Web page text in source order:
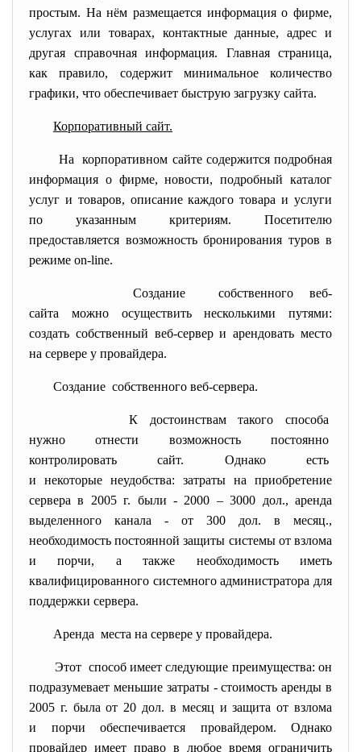
простым. На нём размещается информация о фирме,
услугах или товарах, контактные данные, адрес и
другая справочная информация. Главная страница,
как правило, содержит минимальное количество
графики, что обеспечивает быструю загрузку сайта.
Корпоративный сайт.
На корпоративном сайте содержится подробная
информация о фирме, новости, подробный каталог
услуг и товаров, описание каждого товара и услуги
по указанным критериям. Посетителю
предоставляется возможность бронирования туров в
режиме on-line.
Создание собственного веб-
сайта можно осуществить несколькими путями:
создать собственный веб-сервер и арендовать место
на сервере у провайдера.
Создание собственного веб-сервера.
К достоинствам такого способа
нужно отнести возможность постоянно
контролировать сайт. Однако есть
и некоторые неудобства: затраты на приобретение
сервера в 2005 г. были - 2000 – 3000 дол., аренда
выделенного канала - от 300 дол. в месяц.,
необходимость постоянной защиты системы от взлома
и порчи, а также необходимость иметь
квалифицированного системного администратора для
поддержки сервера.
Аренда места на сервере у провайдера.
Этот способ имеет следующие преимущества: он
подразумевает меньшие затраты - стоимость аренды в
2005 г. была от 20 дол. в месяц и защита от взлома
и порчи обеспечивается провайдером. Однако
провайдер имеет право в любое время ограничить